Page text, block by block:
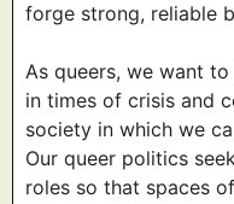
forge strong, reliable
As queers, we want
in times of crisis and
society in which we
Our queer politics
roles so that spaces